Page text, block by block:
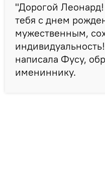
"Дорогой
тебя с днем
мужественным,
написала Фусу,
имениннику.